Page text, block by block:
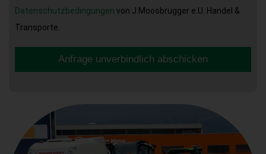
Datenschutzbedingungen von J.Moosbrugger e.U. Handel &
Transporte.
Anfrage unverbindlich abschicken